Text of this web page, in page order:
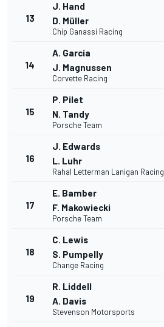
13
J. Hand
D. Müller
Chip Ganassi Racing
14
A. Garcia
J. Magnussen
Corvette Racing
15
P. Pilet
N. Tandy
Porsche Team
16
J. Edwards
L. Luhr
Rahal Letterman Lanigan Racing
17
E. Bamber
F. Makowiecki
Porsche Team
18
C. Lewis
S. Pumpelly
Change Racing
19
R. Liddell
A. Davis
Stevenson Motorsports